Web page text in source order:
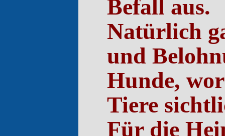
Befall aus.
Natürlich
und
Hunde,
Tiere
Für die